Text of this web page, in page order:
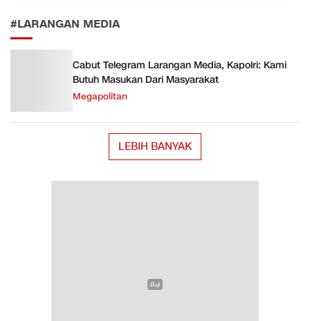
#LARANGAN MEDIA
Cabut Telegram Larangan Media, Kapolri: Kami
Butuh Masukan Dari Masyarakat
Megapolitan
LEBIH BANYAK